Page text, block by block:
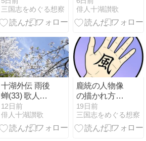
後に）－全十
四回
三国志をめぐる想察
俳人十湖讃歌
十湖外伝 雨後
蝉(33) 歌人河
合象子の生涯
12日前
俳人十湖讃歌
龐統の人物像
の描かれ方の
変遷（十二・
まとめ４ 超常
的な姿の削
19日前
三国志をめぐる想察